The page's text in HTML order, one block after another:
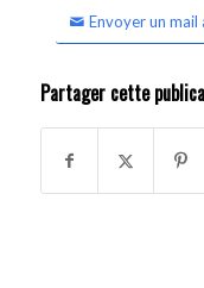
Envoyer un
Partager cette